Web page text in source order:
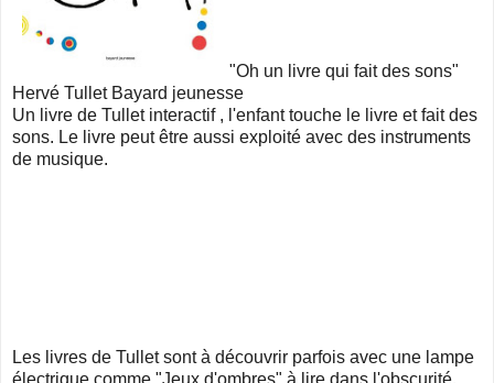
"Oh un livre qui fait des sons"
Hervé Tullet Bayard jeunesse
Un livre de Tullet interactif , l'enfant touche le livre et fait des
sons. Le livre peut être aussi exploité avec des instruments
de musique.
Les livres de Tullet sont à découvrir parfois avec une lampe
électrique comme "Jeux d'ombres" à lire dans l'obscurité.